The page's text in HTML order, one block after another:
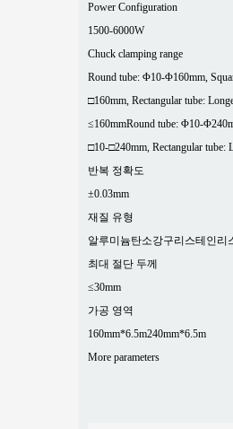
Power Configuration
1500-6000W
Chuck clamping range
Round tube: Φ10-Φ160mm,
□160mm, Rectangular tube:
≤160mmRound tube: Φ10-
□10-□240mm, Rectangular tube:
반복 정확도
±0.03mm
재질 유형
알루미늄탄소강구리 스테인리
최대 절단 두께
≤30mm
가공 영역
160mm*6.5m240mm*6.5m
More parameters